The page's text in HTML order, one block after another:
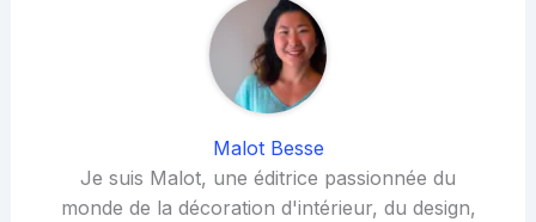
Malot Besse
Je suis Malot, une éditrice passionnée du
monde de la décoration d'intérieur, du design,